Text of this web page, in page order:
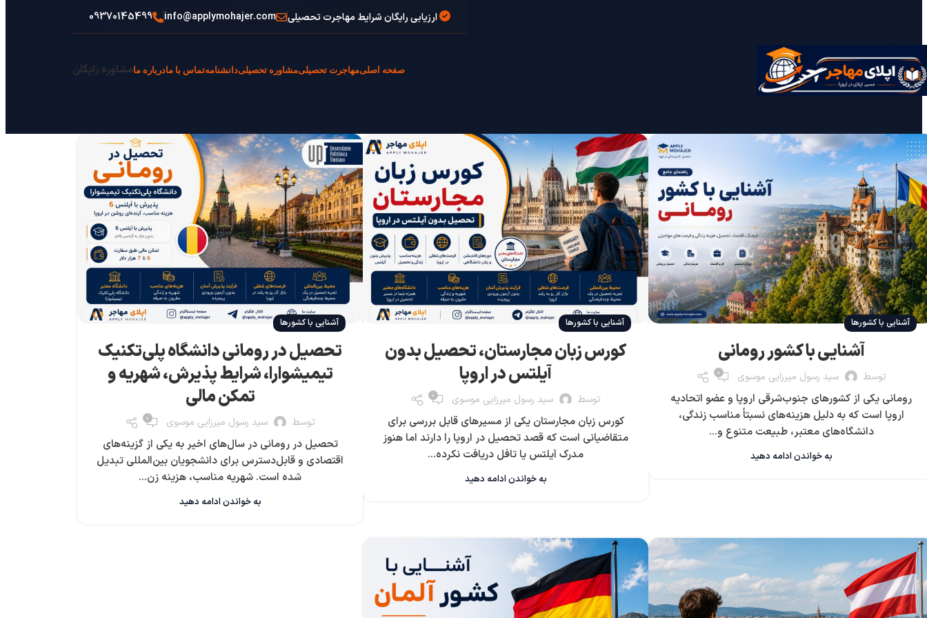
ارزیابی رایگان شرایط مهاجرت تحصیلی info@applymohajer.com
09370145499
صفحه اصلیمهاجرت تحصیلیمشاوره تحصیلیدانشنامهتماس با مادرباره مامشاوره رایگان
آشنایی با کشورها
آشنایی با کشور رومانی
توسط سید رسول میرزایی موسوی 0
رومانی یکی از کشورهای جنوب‌شرقی اروپا و عضو اتحادیه
اروپا است که به دلیل هزینه‌های نسبتاً مناسب زندگی،
دانشگاه‌های معتبر، طبیعت متنوع و...
به خواندن ادامه دهید
آشنایی با کشورها
کورس زبان مجارستان، تحصیل بدون
آیلتس در اروپا
توسط سید رسول میرزایی موسوی 0
کورس زبان مجارستان یکی از مسیرهای قابل بررسی برای
متقاضیانی است که قصد تحصیل در اروپا را دارند اما هنوز
مدرک آیلتس یا تافل دریافت نکرده...
به خواندن ادامه دهید
آشنایی با کشورها
تحصیل در رومانی دانشگاه پلی‌تکنیک
تیمیشوارا، شرایط پذیرش، شهریه و
تمکن مالی
توسط سید رسول میرزایی موسوی 0
تحصیل در رومانی در سال‌های اخیر به یکی از گزینه‌های
اقتصادی و قابل‌دسترس برای دانشجویان بین‌المللی تبدیل
شده است. شهریه مناسب، هزینه زن...
به خواندن ادامه دهید